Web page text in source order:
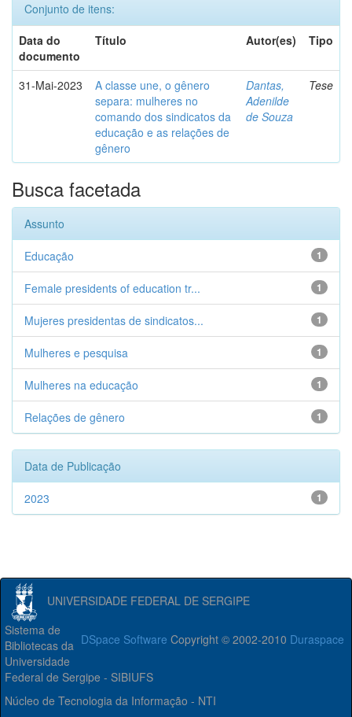
Conjunto de itens:
Data do
documento
Título Autor(es) Tipo
31-Mai-2023
A classe une, o gênero
separa: mulheres no
comando dos sindicatos da
educação e as relações de
gênero
Dantas,
Adenilde
de Souza
Tese
Busca facetada
Assunto
1
Educação
1
Female presidents of education tr...
1
Mujeres presidentas de sindicatos...
1
Mulheres e pesquisa
1
Mulheres na educação
1
Relações de gênero
Data de Publicação
1
2023
UNIVERSIDADE FEDERAL DE SERGIPE
DSpace Software Copyright © 2002-2010 Duraspace
Sistema de
Bibliotecas da
Universidade
Federal de Sergipe - SIBIUFS
Núcleo de Tecnologia da Informação - NTI